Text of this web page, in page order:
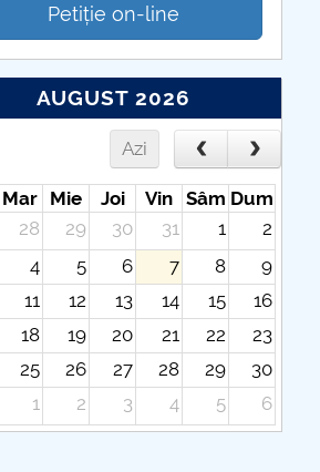
Petiție on-line
AUGUST 2026
Azi
Mar Mie Joi Vin Sâm Dum
28 29 30 31 1
2
4 5 6 7 8
9
11 12 13 14 15
16
18 19 20 21 22
23
25 26 27 28 29
30
1 2 3 4 5 6